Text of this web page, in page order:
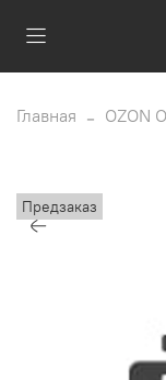
Главная OZON
Предзаказ